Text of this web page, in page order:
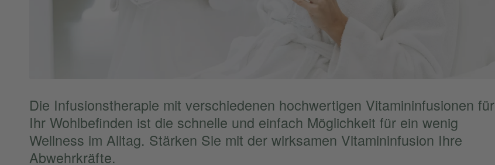
Die Infusi­ons­the­ra­pie mit verschie­de­nen hochwer­ti­gen Vitamin­in­fu­sio­nen für
Ihr Wohlbe­fin­den ist die schnelle und einfach Möglich­keit für ein wenig
Wellness im Alltag. Stärken Sie mit der wirksa­men Vitamin­in­fu­sion Ihre
Abwehr­kräfte.